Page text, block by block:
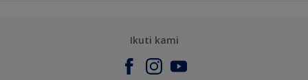
Ikuti kami